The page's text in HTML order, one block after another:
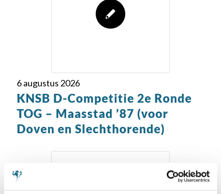
6 augustus 2026
KNSB D-Competitie 2e Ronde
TOG – Maasstad ’87 (voor
Doven en Slechthorende)